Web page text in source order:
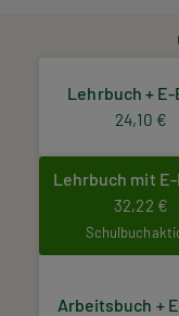
Lehrbuch +
24,10 €
Lehrbuch mit E-
32,22 €
Arbeitsbuch +